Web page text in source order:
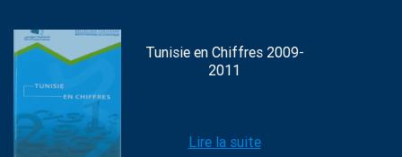
Tunisie en Chiffres 2009-
2011
Lire la suite